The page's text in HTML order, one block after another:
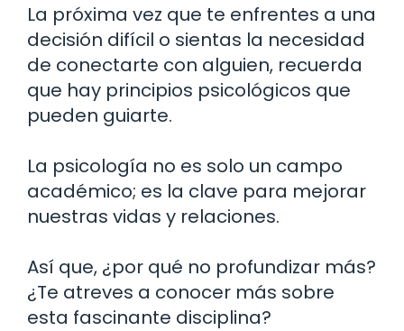
La próxima vez que te enfrentes a una
decisión difícil o sientas la necesidad
de conectarte con alguien, recuerda
que hay principios psicológicos que
pueden guiarte.
La psicología no es solo un campo
académico; es la clave para mejorar
nuestras vidas y relaciones.
Así que, ¿por qué no profundizar más?
¿Te atreves a conocer más sobre
esta fascinante disciplina?